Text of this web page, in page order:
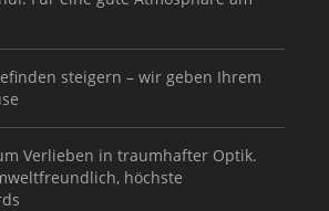
steigern – wir geben Ihrem
Verlieben in traumhafter Optik.
höchste